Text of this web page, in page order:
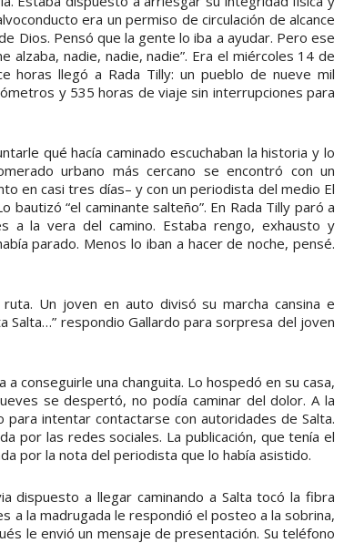
era un permiso de circulación de alcance
Dios. Pensó que la gente lo iba a ayudar. Pero ese
alzaba, nadie, nadie, nadie”. Era el miércoles 14 de
horas llegó a Rada Tilly: un pueblo de nueve mil
y 535 horas de viaje sin interrupciones para
qué hacía caminado escuchaban la historia y lo
urbano más cercano se encontró con un
en casi tres días– y con un periodista del medio El
“el caminante salteño”. En Rada Tilly paró a
a la vera del camino. Estaba rengo, exhausto y
parado. Menos lo iban a hacer de noche, pensé.
Un joven en auto divisó su marcha cansina e
Salta…” respondio Gallardo para sorpresa del joven
conseguirle una changuita. Lo hospedó en su casa,
se despertó, no podía caminar del dolor. A la
intentar contactarse con autoridades de Salta.
por las redes sociales. La publicación, que tenía el
por la nota del periodista que lo había asistido.
dispuesto a llegar caminando a Salta tocó la fibra
a la madrugada le respondió el posteo a la sobrina,
le envió un mensaje de presentación. Su teléfono